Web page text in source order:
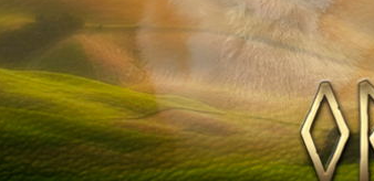
НОВИНИ
ДИТЯЧА КІМНАТА
КОНТАКТИ